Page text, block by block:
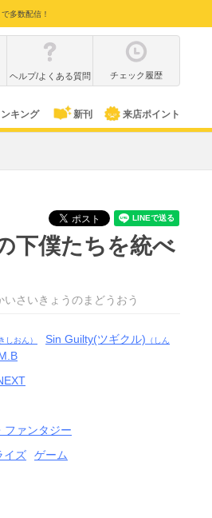
多数配信！
ヘルプ/よくある質問 チェック履歴
キング 新刊 来店ポイント
下僕たちを統べ
さいきょうのまどうおう
しおん） Sin Guilty(ツギクル) （しん
ファンタジー
イズ
ゲーム